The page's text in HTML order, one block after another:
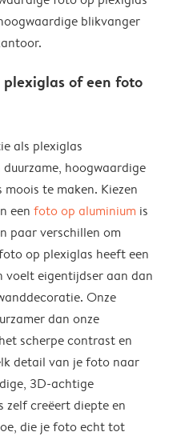
blikvanger
of een foto
als plexiglas
hoogwaardige
te maken. Kiezen
een foto op aluminium is
paar verschillen om
op plexiglas heeft een
voelt eigentijdser aan dan
Onze
dan onze
scherpe contrast en
detail van je foto naar
3D-achtige
creëert diepte en
die je foto echt tot